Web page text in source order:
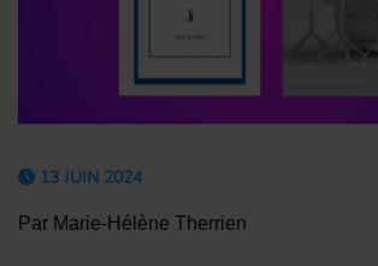
13 JUIN 2024
Par Marie-Hélène Therrien